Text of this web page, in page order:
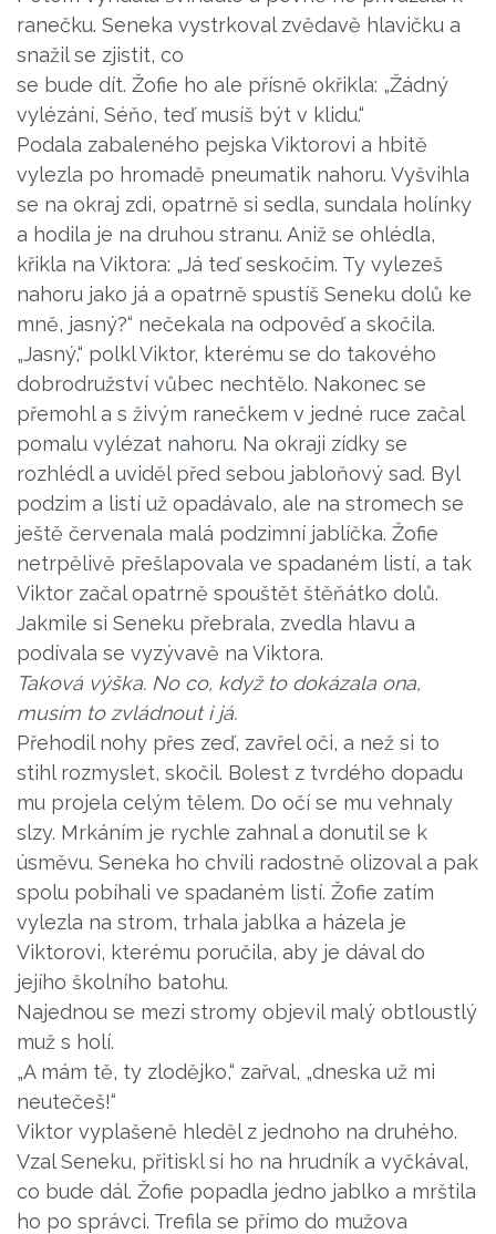
ranečku. Seneka vystrkoval zvědavě hlavičku a
snažil se zjistit, co
se bude dít. Žofie ho ale přísně okřikla: „Žádný
vylézání, Séňo, teď musíš být v klidu.“
Podala zabaleného pejska Viktorovi a hbitě
vylezla po hromadě pneumatik nahoru. Vyšvihla
se na okraj zdi, opatrně si sedla, sundala holínky
a hodila je na druhou stranu. Aniž se ohlédla,
křikla na Viktora: „Já teď seskočím. Ty vylezeš
nahoru jako já a opatrně spustíš Seneku dolů ke
mně, jasný?“ nečekala na odpověď a skočila.
„Jasný,“ polkl Viktor, kterému se do takového
dobrodružství vůbec nechtělo. Nakonec se
přemohl a s živým ranečkem v jedné ruce začal
pomalu vylézat nahoru. Na okraji zídky se
rozhlédl a uviděl před sebou jabloňový sad. Byl
podzim a listí už opadávalo, ale na stromech se
ještě červenala malá podzimní jablíčka. Žofie
netrpělivě přešlapovala ve spadaném listí, a tak
Viktor začal opatrně spouštět štěňátko dolů.
Jakmile si Seneku přebrala, zvedla hlavu a
podívala se vyzývavě na Viktora.
Taková výška. No co, když to dokázala ona,
musím to zvládnout i já.
Přehodil nohy přes zeď, zavřel oči, a než si to
stihl rozmyslet, skočil. Bolest z tvrdého dopadu
mu projela celým tělem. Do očí se mu vehnaly
slzy. Mrkáním je rychle zahnal a donutil se k
úsměvu. Seneka ho chvíli radostně olizoval a pak
spolu pobíhali ve spadaném listí. Žofie zatím
vylezla na strom, trhala jablka a házela je
Viktorovi, kterému poručila, aby je dával do
jejího školního batohu.
Najednou se mezi stromy objevil malý obtloustlý
muž s holí.
„A mám tě, ty zlodějko,“ zařval, „dneska už mi
neutečeš!“
Viktor vyplašeně hleděl z jednoho na druhého.
Vzal Seneku, přitiskl si ho na hrudník a vyčkával,
co bude dál. Žofie popadla jedno jablko a mrštila
ho po správci. Trefila se přímo do mužova